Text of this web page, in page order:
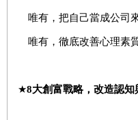
唯有，把自己當成公司
唯有，徹底改善心理素
★8大創富戰略，改造認知